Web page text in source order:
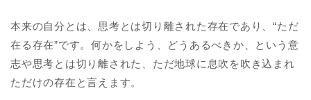
本来の自分とは、思考とは切り離された存在であり、“ただ
在る存在”です。何かをしよう、どうあるべきか、という意
志や思考とは切り離された、ただ地球に息吹を吹き込まれ
ただけの存在と言えます。